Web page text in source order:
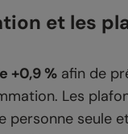
et les
+0,9 % afin de
Les
seule